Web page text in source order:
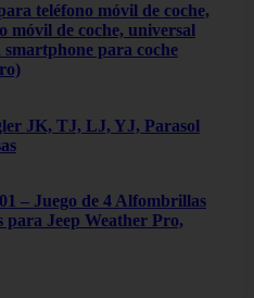
teléfono móvil de coche,
móvil de coche, universal
para coche
JK, TJ, LJ, YJ, Parasol
– Juego de 4 Alfombrillas
para Jeep Weather Pro,